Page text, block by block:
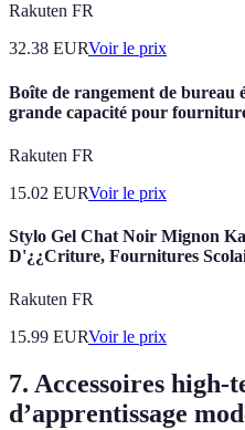
Rakuten FR
32.38 EURVoir le prix
Boîte de rangement de bureau
grande capacité pour
Rakuten FR
15.02 EURVoir le prix
Stylo Gel Chat Noir Mignon
D'¿¿Criture, Fournitures
Rakuten FR
15.99 EURVoir le prix
7. Accessoires high-
d’apprentissage